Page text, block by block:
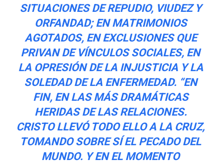
SITUACIONES DE REPUDIO, VIUDEZ Y
ORFANDAD; EN MATRIMONIOS
AGOTADOS, EN EXCLUSIONES QUE
PRIVAN DE VÍNCULOS SOCIALES, EN
LA OPRESIÓN DE LA INJUSTICIA Y LA
SOLEDAD DE LA ENFERMEDAD. “EN
FIN, EN LAS MÁS DRAMÁTICAS
HERIDAS DE LAS RELACIONES.
CRISTO LLEVÓ TODO ELLO A LA CRUZ,
TOMANDO SOBRE SÍ EL PECADO DEL
MUNDO. Y EN EL MOMENTO